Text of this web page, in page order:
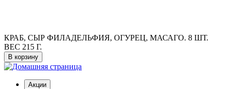
КРАБ, СЫР ФИЛАДЕЛЬФИЯ, ОГУРЕЦ, МАСАГО. 8 ШТ.
ВЕС 215 Г.
В корзину
Акции